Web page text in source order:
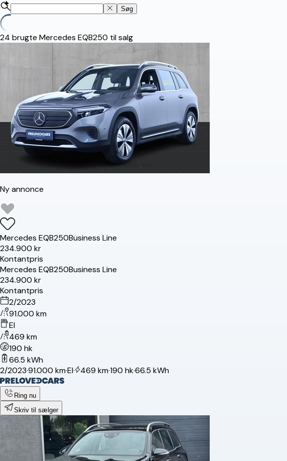
Søg
24 brugte Mercedes EQB250 til salg
Ny annonce
Mercedes EQB250Business Line
234.900 kr
Kontantpris
Mercedes EQB250Business Line
234.900 kr
Kontantpris
2/2023
91.000 km
El
469 km
190 hk
66.5 kWh
2/2023·91.000 km·El· 469 km·190 hk·66.5 kWh
Ring nu
Skriv til sælger